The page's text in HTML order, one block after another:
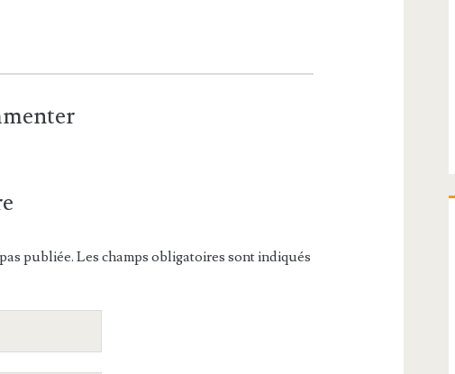
publiée. Les champs obligatoires sont indiqués